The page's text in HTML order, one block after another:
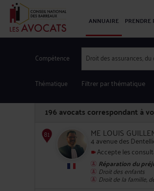
ANNUAIRE PRENDRE
Compétence Droit des assurances,
Thématique Filtrer par thématique
196 avocats correspondant à
ME LOUIS
4 avenue des
Accepte les
Réparation du
Droit des enfants
Droit de la famille,